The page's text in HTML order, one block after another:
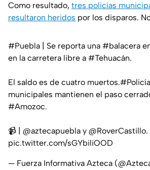
Como resultado, tres policías
resultaron heridos por los disparos.
#Puebla | Se reporta una #balacera
en la carretera libre a #Tehuacán.
El saldo es de cuatro muertos.
municipales mantienen el paso
#Amozoc.
📹 | @aztecapuebla y @RoverCastillo.
pic.twitter.com/sGYbiliOOD
— Fuerza Informativa Azteca